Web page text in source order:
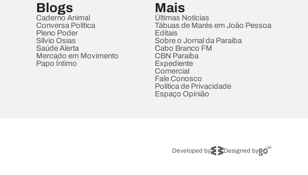
Blogs
Caderno Animal
Conversa Política
Pleno Poder
Sílvio Osias
Saúde Alerta
Mercado em Movimento
Papo Íntimo
Mais
Últimas Notícias
Tábuas de Marés em João Pessoa
Editais
Sobre o Jornal da Paraíba
Cabo Branco FM
CBN Paraíba
Expediente
Comercial
Fale Conosco
Política de Privacidade
Espaço Opinião
Developed by Designed by